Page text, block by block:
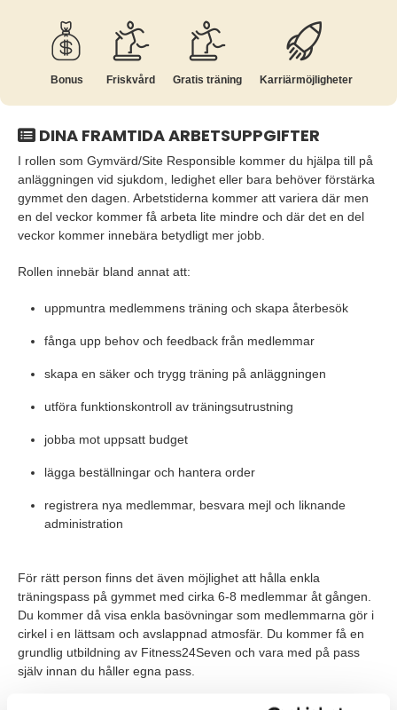
Bonus Friskvård Gratis träning Karriär­möjligheter
DINA FRAMTIDA ARBETSUPPGIFTER
I rollen som Gymvärd/Site Responsible kommer du hjälpa till på
anläggningen vid sjukdom, ledighet eller bara behöver förstärka
gymmet den dagen. Arbetstiderna kommer att variera där men
en del veckor kommer få arbeta lite mindre och där det en del
veckor kommer innebära betydligt mer jobb.
Rollen innebär bland annat att:
uppmuntra medlemmens träning och skapa återbesök
fånga upp behov och feedback från medlemmar
skapa en säker och trygg träning på anläggningen
utföra funktionskontroll av träningsutrustning
jobba mot uppsatt budget
lägga beställningar och hantera order
registrera nya medlemmar, besvara mejl och liknande
administration
För rätt person finns det även möjlighet att hålla enkla
träningspass på gymmet med cirka 6-8 medlemmar åt gången.
Du kommer då visa enkla basövningar som medlemmarna gör i
cirkel i en lättsam och avslappnad atmosfär. Du kommer få en
grundlig utbildning av Fitness24Seven och vara med på pass
själv innan du håller egna pass.